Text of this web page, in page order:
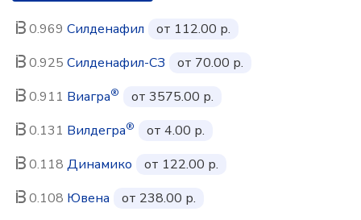
0.969 Силденафил
от 112.00 р.
0.925 Силденафил-СЗ
от 70.00 р.
0.911 Виагра®
от 3575.00 р.
0.131 Вилдегра®
от 4.00 р.
0.118 Динамико
от 122.00 р.
0.108 Ювена
от 238.00 р.